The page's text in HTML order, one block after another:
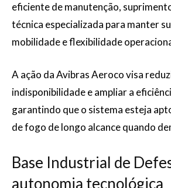
eficiente de manutenção,
técnica especializada para manter
mobilidade e flexibilidade
A ação da Avibras Aeroco visa
indisponibilidade e ampliar a
garantindo que o sistema esteja
de fogo de longo alcance quando
Base Industrial de
autonomia tecnológica